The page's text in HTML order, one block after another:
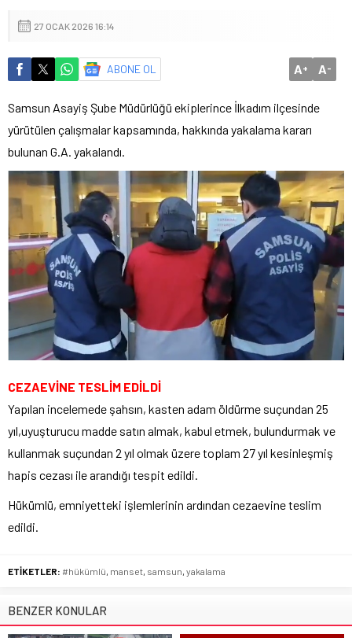
27 OCAK 2026 16:14
ABONE OL A+ A-
Samsun Asayiş Şube Müdürlüğü ekiplerince İlkadım ilçesinde
yürütülen çalışmalar kapsamında, hakkında yakalama kararı
bulunan G.A. yakalandı.
CEZAEVİNE TESLİM EDİLDİ
Yapılan incelemede şahsın, kasten adam öldürme suçundan 25
yıl,uyuşturucu madde satın almak, kabul etmek, bulundurmak ve
kullanmak suçundan 2 yıl olmak üzere toplam 27 yıl kesinleşmiş
hapis cezası ile arandığı tespit edildi.
Hükümlü, emniyetteki işlemlerinin ardından cezaevine teslim
edildi.
ETİKETLER: #hükümlü manset samsun yakalama
BENZER KONULAR